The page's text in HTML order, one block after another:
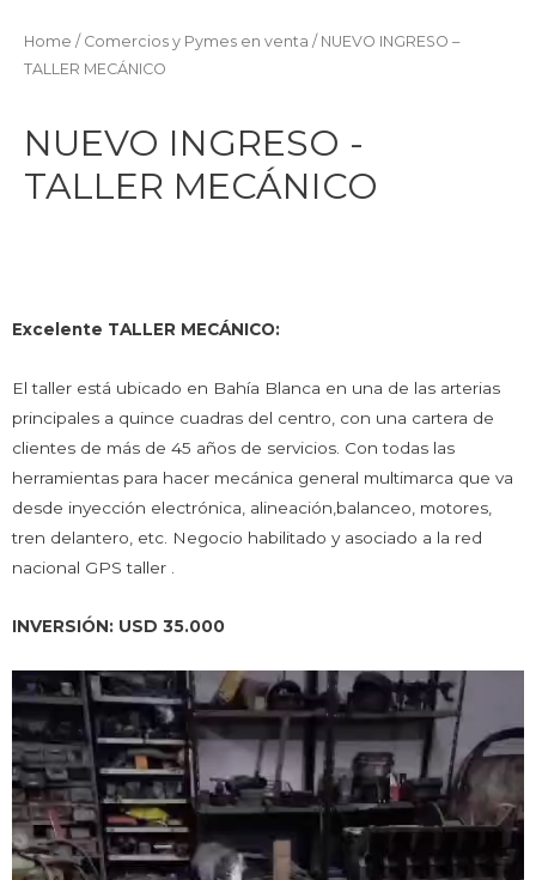
Home / Comercios y Pymes en venta / NUEVO INGRESO –
TALLER MECÁNICO
NUEVO INGRESO -
TALLER MECÁNICO
Excelente TALLER MECÁNICO:
El taller está ubicado en Bahía Blanca en una de las arterias
principales a quince cuadras del centro, con una cartera de
clientes de más de 45 años de servicios. Con todas las
herramientas para hacer mecánica general multimarca que va
desde inyección electrónica, alineación,balanceo, motores,
tren delantero, etc. Negocio habilitado y asociado a la red
nacional GPS taller .
INVERSIÓN: USD 35.000
Reproductor
de
vídeo